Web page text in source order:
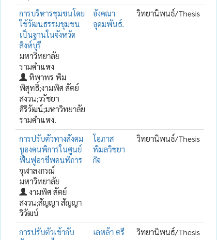
การบริหารชุมชนโดย
ใช้วัฒนธรรมชุมชน
เป็นฐานในจังหวัด
สิงห์บุรี
มหาวิทยาลัย
รามคำแหง
ทิพาพร พิม
พิสุทธิ์;งามพิศ สัตย์
สงวน;วรัชยา
ศิริวัฒน์;มหาวิทยาลัย
รามคำแหง.
อังคณา
อุดมพันธ์.
วิทยานิพนธ์/Thesis
การปรับตัวทางสังคม
ของคนพิการในศูนย์
ฟื้นฟูอาชีพคนพิการ
จุฬาลงกรณ์
มหาวิทยาลัย
งามพิศ สัตย์
สงวน;สัญญา สัญญา
วิวัฒน์
โอภาส
พิมลวิชยา
กิจ
วิทยานิพนธ์/Thesis
การปรับตัวเข้ากับ
เลหล้า ตรี
วิทยานิพนธ์/Thesis